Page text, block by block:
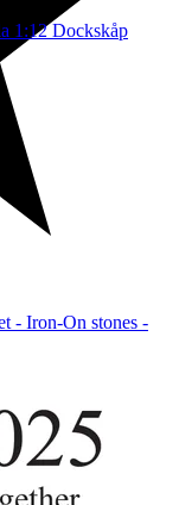
1:12 Dockskåp
- Iron-On stones -